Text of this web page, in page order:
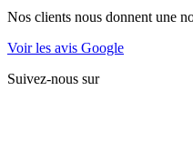
Nos clients nous donnent une
Voir les avis Google
Suivez-nous sur